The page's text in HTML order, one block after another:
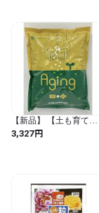
ライトで栽培可能 家庭
菜園 ベランダ 日本語説
明書付き (４列３層 108
【新品】 【土も育てる
肥料】エージングペレッ
ト 2㎏ ぼかし肥料 有機
3,327円